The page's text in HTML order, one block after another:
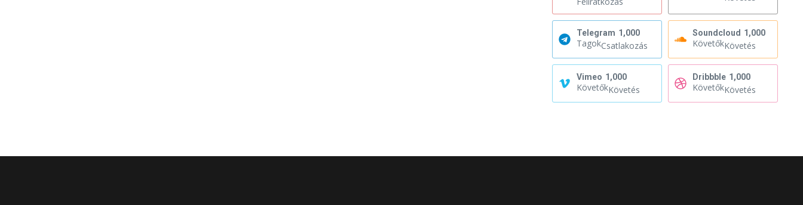
Telegram 1,000
TagokCsatlakozás
Soundcloud 1,000
KövetőkKövetés
Vimeo 1,000
KövetőkKövetés
Dribbble 1,000
KövetőkKövetés